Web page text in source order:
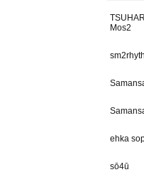
Mos2
ehka
sō4ū